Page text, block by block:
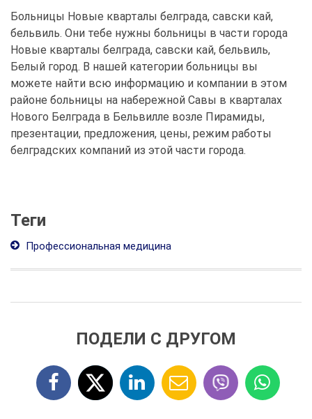
Больницы Новые кварталы белграда, савски кай,
бельвиль. Они тебе нужны больницы в части города
Новые кварталы белграда, савски кай, бельвиль,
Белый город. В нашей категории больницы вы
можете найти всю информацию и компании в этом
районе больницы на набережной Савы в кварталах
Нового Белграда в Бельвилле возле Пирамиды,
презентации, предложения, цены, режим работы
белградских компаний из этой части города.
Теги
Профессиональная медицина
ПОДЕЛИ С ДРУГОМ